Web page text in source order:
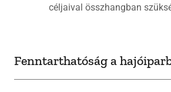
céljaival összhangban
Fenntarthatóság a